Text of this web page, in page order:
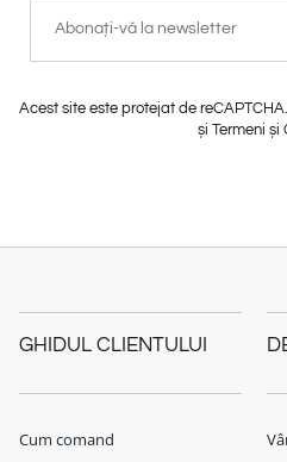
Acest site este protejat de
și Termeni și
GHIDUL CLIENTULUI
Cum comand